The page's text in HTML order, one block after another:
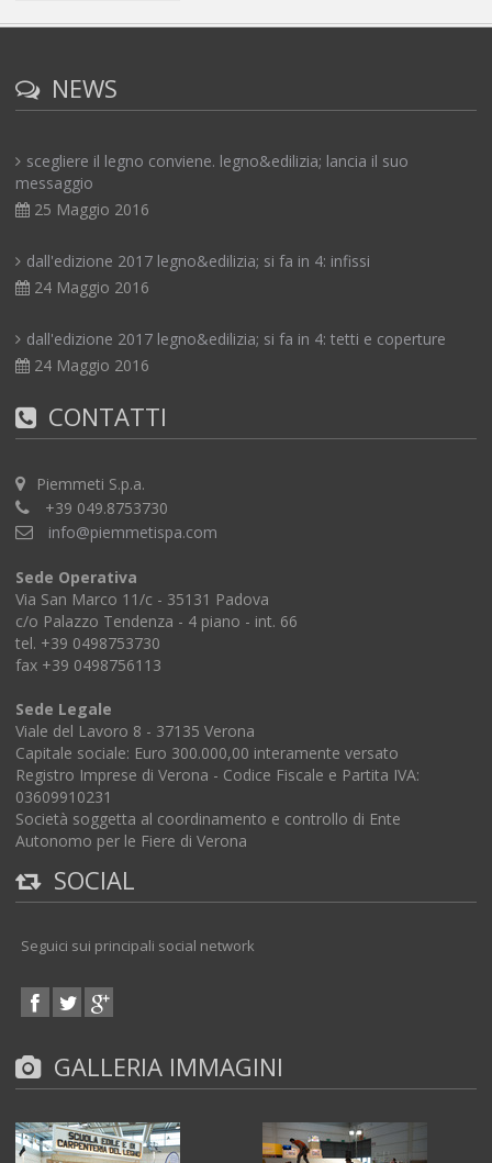
NEWS
scegliere il legno conviene. legno&edilizia; lancia il suo
messaggio
25 Maggio 2016
dall'edizione 2017 legno&edilizia; si fa in 4: infissi
24 Maggio 2016
dall'edizione 2017 legno&edilizia; si fa in 4: tetti e coperture
24 Maggio 2016
CONTATTI
Piemmeti S.p.a.
+39 049.8753730
info@piemmetispa.com
Sede Operativa
Via San Marco 11/c - 35131 Padova
c/o Palazzo Tendenza - 4 piano - int. 66
tel. +39 0498753730
fax +39 0498756113
Sede Legale
Viale del Lavoro 8 - 37135 Verona
Capitale sociale: Euro 300.000,00 interamente versato
Registro Imprese di Verona - Codice Fiscale e Partita IVA:
03609910231
Società soggetta al coordinamento e controllo di Ente
Autonomo per le Fiere di Verona
SOCIAL
Seguici sui principali social network
GALLERIA IMMAGINI